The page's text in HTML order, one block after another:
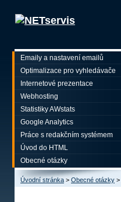
Úvodní stránka > Obecné otázky >
Emaily a nastavení emailů
Optimalizace pro vyhledávače
Internetové prezentace
Webhosting
Statistiky AWstats
Google Analytics
Práce s redakčním systémem
Úvod do HTML
Obecné otázky